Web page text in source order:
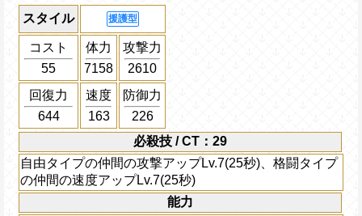
スタイル 援護型
コスト
55
体力
7158
攻撃力
2610
回復力
644
速度
163
防御力
226
必殺技 / CT：29
自由タイプの仲間の攻撃アップLv.7(25秒)、格闘タイプ
の仲間の速度アップLv.7(25秒)
能力